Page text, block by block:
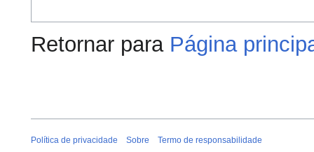
Retornar para Página
Política de privacidade Sobre Termo de responsabilidade